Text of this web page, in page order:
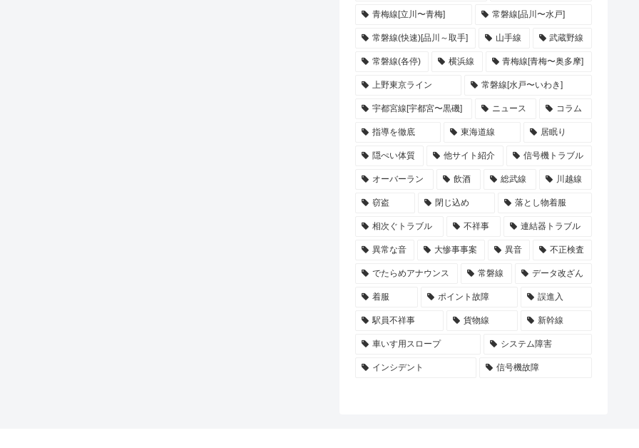
青梅線[立川〜青梅] 常磐線[品川〜水戸]
常磐線(快速)[品川～取手] 山手線 武蔵野線
常磐線(各停) 横浜線 青梅線[青梅〜奥多摩]
上野東京ライン 常磐線[水戸〜いわき]
宇都宮線[宇都宮〜黒磯] ニュース コラム
指導を徹底 東海道線 居眠り
隠ぺい体質 他サイト紹介 信号機トラブル
オーバーラン 飲酒 総武線 川越線
窃盗 閉じ込め 落とし物着服
相次ぐトラブル 不祥事 連結器トラブル
異常な音 大惨事事案 異音 不正検査
でたらめアナウンス 常磐線 データ改ざん
着服 ポイント故障 誤進入
駅員不祥事 貨物線 新幹線
車いす用スロープ システム障害
インシデント 信号機故障